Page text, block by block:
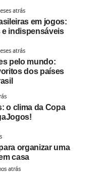
atrás
em jogos:
indispensáveis
atrás
pelo mundo:
dos países
o clima da Copa
organizar uma
casa
atrás